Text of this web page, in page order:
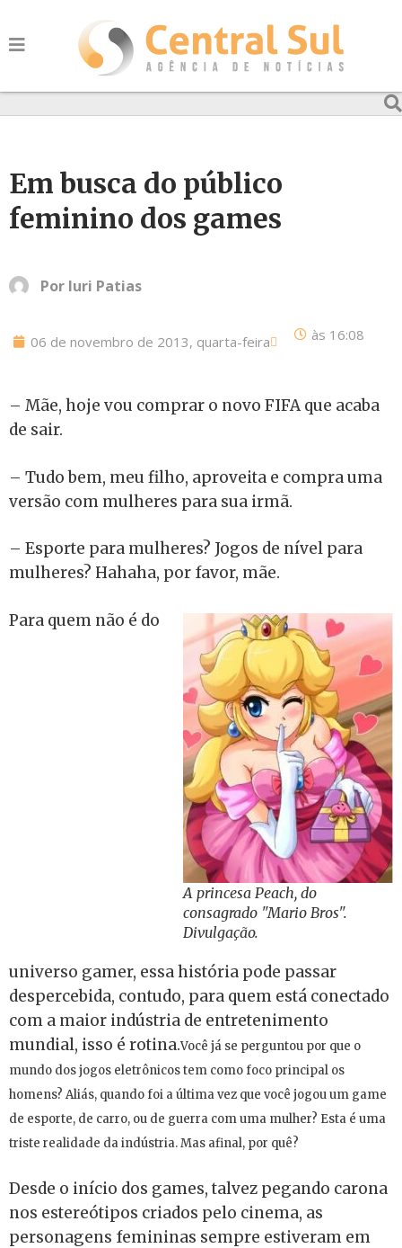
Em busca do público
feminino dos games
Por Iuri Patias
06 de novembro de 2013, quarta-feira às 16:08
– Mãe, hoje vou comprar o novo FIFA que acaba
de sair.
– Tudo bem, meu filho, aproveita e compra uma
versão com mulheres para sua irmã.
– Esporte para mulheres? Jogos de nível para
mulheres? Hahaha, por favor, mãe.
A princesa Peach, do
consagrado "Mario Bros".
Divulgação.
Para quem não é do
universo gamer, essa história pode passar
despercebida, contudo, para quem está conectado
com a maior indústria de entretenimento
mundial, isso é rotina.Você já se perguntou por que o
mundo dos jogos eletrônicos tem como foco principal os
homens? Aliás, quando foi a última vez que você jogou um game
de esporte, de carro, ou de guerra com uma mulher? Esta é uma
triste realidade da indústria. Mas afinal, por quê?
Desde o início dos games, talvez pegando carona
nos estereótipos criados pelo cinema, as
personagens femininas sempre estiveram em